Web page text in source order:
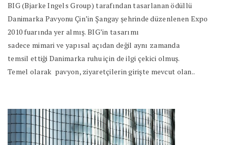
BIG (Bjarke Ingels Group) tarafından tasarlanan ödüllü
Danimarka Pavyonu Çin’in Şangay şehrinde düzenlenen Expo
2010 fuarında yer almış. BIG’in tasarımı
sadece mimari ve yapısal açıdan değil aynı zamanda
temsil ettiği Danimarka ruhu için de ilgi çekici olmuş.
Temel olarak pavyon, ziyaretçilerin girişte mevcut olan..